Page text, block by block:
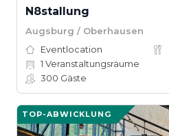
N8stallung
Augsburg / Oberhausen
Eventlocation
1 Veranstaltungsräume
300 Gäste
TOP-ABWICKLUNG